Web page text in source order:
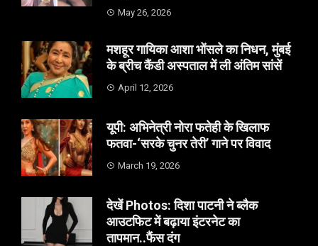
May 26, 2026
मशहूर गायिका आशा भोंसले का निधन, मुंबई
के ब्रीच कैंडी अस्पताल में ली अंतिम सांसें
April 12, 2026
यूपी: अभिनेत्री नोरा फतेही के खिलाफ
फतवा-‘सरके चुनर तेरी’ गाने पर विवाद
March 19, 2026
देखें Photos: दिशा पाटनी ने ब्लैक
आउटफिट में बढ़ाया इंटरनेट का
तापमान..फैंस दंग